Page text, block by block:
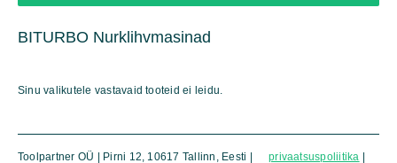
BITURBO Nurklihvmasinad
Sinu valikutele vastavaid tooteid ei leidu.
Toolpartner OÜ | Pirni 12, 10617 Tallinn, Eesti |
privaatsuspoliitika |